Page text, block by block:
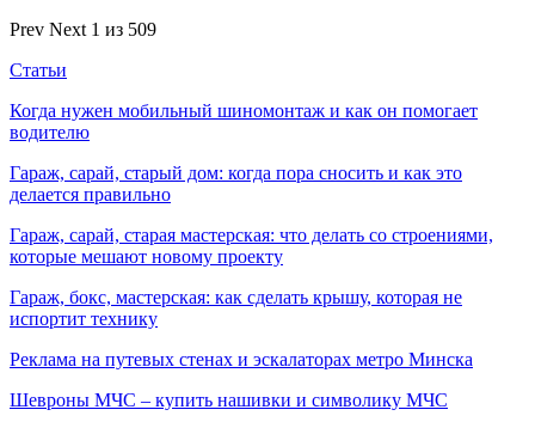
Prev Next 1 из 509
Статьи
Когда нужен мобильный шиномонтаж и как он помогает
водителю
Гараж, сарай, старый дом: когда пора сносить и как это
делается правильно
Гараж, сарай, старая мастерская: что делать со строениями,
которые мешают новому проекту
Гараж, бокс, мастерская: как сделать крышу, которая не
испортит технику
Реклама на путевых стенах и эскалаторах метро Минска
Шевроны МЧС – купить нашивки и символику МЧС